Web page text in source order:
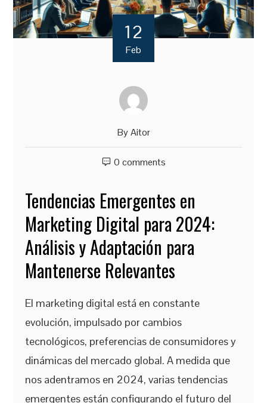
12
Feb
ByAitor
0 comments
Tendencias Emergentes en
Marketing Digital para 2024:
Análisis y Adaptación para
Mantenerse Relevantes
El marketing digital está en constante
evolución, impulsado por cambios
tecnológicos, preferencias de consumidores y
dinámicas del mercado global. A medida que
nos adentramos en 2024, varias tendencias
emergentes están configurando el futuro del